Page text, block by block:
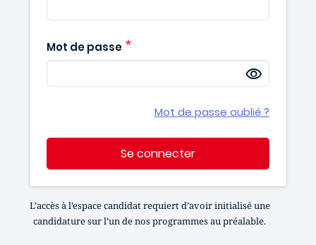
Mot de passe
Mot de passe oublié ?
Se connecter
L’accès à l’espace candidat requiert d’avoir initialisé une
candidature sur l’un de nos programmes au préalable.